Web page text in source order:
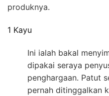
produknya.
1 Kayu
Ini ialah bakal
dipakai seraya
penghargaan. Patut
pernah ditinggalkan